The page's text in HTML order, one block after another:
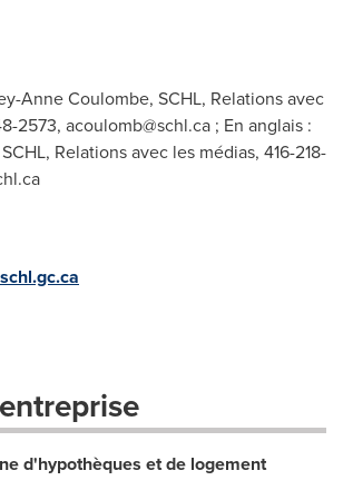
Anne Coulombe, SCHL, Relations avec
2573, acoulomb@schl.ca ; En anglais :
Relations avec les médias, 416-218-
d'hypothèques et de logement